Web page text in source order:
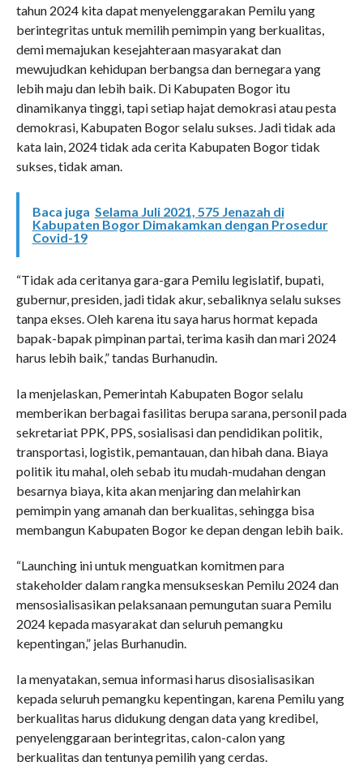
tahun 2024 kita dapat menyelenggarakan Pemilu yang
berintegritas untuk memilih pemimpin yang berkualitas,
demi memajukan kesejahteraan masyarakat dan
mewujudkan kehidupan berbangsa dan bernegara yang
lebih maju dan lebih baik. Di Kabupaten Bogor itu
dinamikanya tinggi, tapi setiap hajat demokrasi atau pesta
demokrasi, Kabupaten Bogor selalu sukses. Jadi tidak ada
kata lain, 2024 tidak ada cerita Kabupaten Bogor tidak
sukses, tidak aman.
Baca juga Selama Juli 2021, 575 Jenazah di
Kabupaten Bogor Dimakamkan dengan Prosedur
Covid-19
“Tidak ada ceritanya gara-gara Pemilu legislatif, bupati,
gubernur, presiden, jadi tidak akur, sebaliknya selalu sukses
tanpa ekses. Oleh karena itu saya harus hormat kepada
bapak-bapak pimpinan partai, terima kasih dan mari 2024
harus lebih baik,” tandas Burhanudin.
Ia menjelaskan, Pemerintah Kabupaten Bogor selalu
memberikan berbagai fasilitas berupa sarana, personil pada
sekretariat PPK, PPS, sosialisasi dan pendidikan politik,
transportasi, logistik, pemantauan, dan hibah dana. Biaya
politik itu mahal, oleh sebab itu mudah-mudahan dengan
besarnya biaya, kita akan menjaring dan melahirkan
pemimpin yang amanah dan berkualitas, sehingga bisa
membangun Kabupaten Bogor ke depan dengan lebih baik.
“Launching ini untuk menguatkan komitmen para
stakeholder dalam rangka mensukseskan Pemilu 2024 dan
mensosialisasikan pelaksanaan pemungutan suara Pemilu
2024 kepada masyarakat dan seluruh pemangku
kepentingan,” jelas Burhanudin.
Ia menyatakan, semua informasi harus disosialisasikan
kepada seluruh pemangku kepentingan, karena Pemilu yang
berkualitas harus didukung dengan data yang kredibel,
penyelenggaraan berintegritas, calon-calon yang
berkualitas dan tentunya pemilih yang cerdas.